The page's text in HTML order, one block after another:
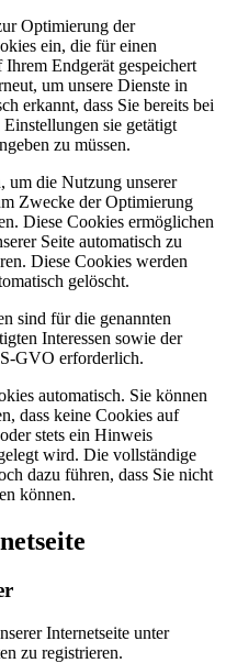
Optimierung der
ein, die für einen
Endgerät gespeichert
um unsere Dienste in
erkannt, dass Sie bereits bei
sie getätigt
zu müssen.
um die Nutzung unserer
Zwecke der Optimierung
Diese Cookies ermöglichen
Seite automatisch zu
Diese Cookies werden
gelöscht.
sind für die genannten
Interessen sowie der
GVO erforderlich.
automatisch. Sie können
dass keine Cookies auf
stets ein Hinweis
wird. Die vollständige
dazu führen, dass Sie nicht
können.
Internetseite unter
zu registrieren.